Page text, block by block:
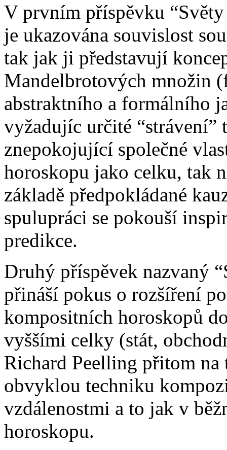
V prvním příspěvku
je ukazována souvislost
tak jak ji představují
Mandelbrotových množin
abstraktního a formálního
vyžadujíc určité “strávení”
znepokojující společné
horoskopu jako celku, tak
základě předpokládané
spulupráci se pokouší
predikce.
Druhý příspěvek nazvaný
přináší pokus o rozšíření
kompositních horoskopů
vyššími celky (stát,
Richard Peelling přitom
obvyklou techniku
vzdálenostmi a to jak v
horoskopu.